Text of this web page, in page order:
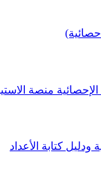
منصة
ودليل كتابة الأعداد